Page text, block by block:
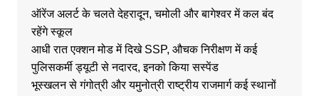
ऑरेंज अलर्ट के चलते देहरादून, चमोली और बागेश्वर में कल बंद
रहेंगे स्कूल
आधी रात एक्शन मोड में दिखे SSP, औचक निरीक्षण में कई
पुलिसकर्मी ड्यूटी से नदारद, इनको किया सस्पेंड
भूस्खलन से गंगोत्री और यमुनोत्री राष्ट्रीय राजमार्ग कई स्थानों